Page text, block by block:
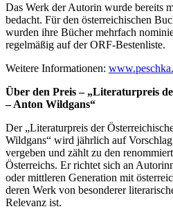
Das Werk der Autorin wurde bereits
bedacht. Für den österreichischen
wurden ihre Bücher mehrfach
regelmäßig auf der ORF-Bestenliste.
Weitere Informationen:
Über den Preis – „Literaturpreis
– Anton Wildgans“
Der „Literaturpreis der
Wildgans“ wird jährlich auf
vergeben und zählt zu den
Österreichs. Er richtet sich an
oder mittleren Generation mit
deren Werk von besonderer
Relevanz ist.